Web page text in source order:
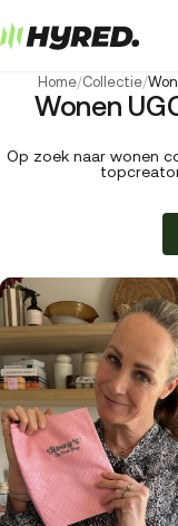
Home/Collectie/
Wonen
Op zoek naar wonen